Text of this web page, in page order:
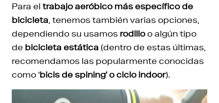
Para el trabajo aeróbico más específico de
bicicleta , tenemos también varias opciones,
dependiendo su usamos rodilloo algún tipo
de bicicleta estática (dentro de estas últimas,
recomendamos las popularmente conocidas
como ‘bicis de spining’ o ciclo indoor).